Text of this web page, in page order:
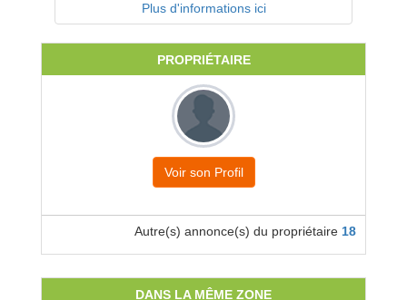
Plus d'informations ici
PROPRIÉTAIRE
Voir son Profil
Autre(s) annonce(s) du propriétaire 18
DANS LA MÊME ZONE